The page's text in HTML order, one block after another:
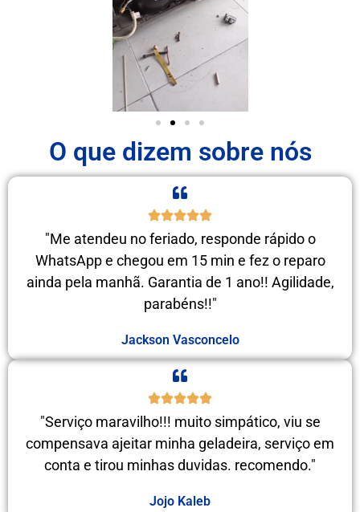
O que dizem sobre nós
"Me atendeu no feriado, responde rápido o
WhatsApp e chegou em 15 min e fez o reparo
ainda pela manhã. Garantia de 1 ano!! Agilidade,
parabéns!!"
Jackson Vasconcelo
"Serviço maravilho!!! muito simpático, viu se
compensava ajeitar minha geladeira, serviço em
conta e tirou minhas duvidas. recomendo."
Jojo Kaleb